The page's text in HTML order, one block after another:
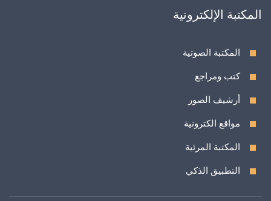
المكتبة الإلكترونية
المكتبة الصوتية
كتب ومراجع
أرشيف الصور
مواقع الكترونية
المكتبة المرئية
التطبيق الذكي